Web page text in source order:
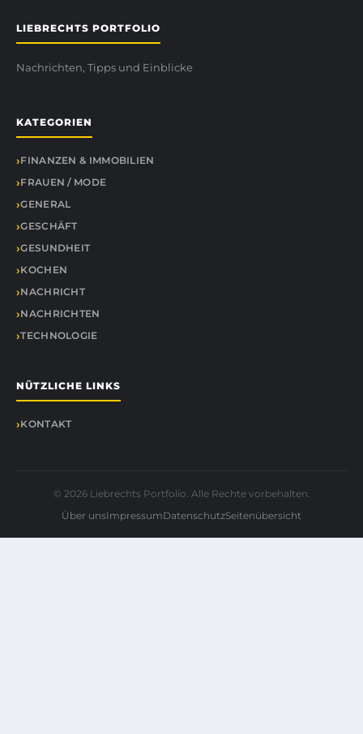
LIEBRECHTS PORTFOLIO
Nachrichten, Tipps und Einblicke
KATEGORIEN
FINANZEN & IMMOBILIEN
FRAUEN / MODE
GENERAL
GESCHÄFT
GESUNDHEIT
KOCHEN
NACHRICHT
NACHRICHTEN
TECHNOLOGIE
NÜTZLICHE LINKS
KONTAKT
© 2026 Liebrechts Portfolio. Alle Rechte vorbehalten.
Über unsImpressumDatenschutzSeitenübersicht